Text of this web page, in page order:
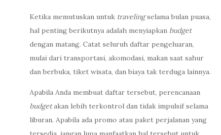
Ketika memutuskan untuk travelingselama bulan puasa,
hal penting berikutnya adalah menyiapkan budget
dengan matang. Catat seluruh daftar pengeluaran,
mulai dari transportasi, akomodasi, makan saat sahur
dan berbuka, tiket wisata, dan biaya tak terduga lainnya.
Apabila Anda membuat daftar tersebut, perencanaan
budgetakan lebih terkontrol dan tidak impulsif selama
liburan. Apabila ada promo atau paket perjalanan yang